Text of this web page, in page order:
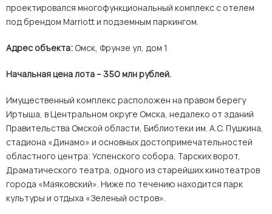
проектировался многофункциональный комплекс с отелем
под брендом Marriott и подземным паркингом.
Адрес объекта: Омск, Фрунзе ул, дом 1
Начальная цена лота – 350 млн рублей.
Имущественный комплекс расположен на правом берегу
Иртыша, в Центральном округе Омска, недалеко от зданий
Правительства Омской области, Библиотеки им. А.С. Пушкина,
стадиона «Динамо» и основных достопримечательностей
областного центра: Успенского собора, Тарских ворот,
Драматического театра, одного из старейших кинотеатров
города «Маяковский». Ниже по течению находится парк
культуры и отдыха «Зеленый остров».